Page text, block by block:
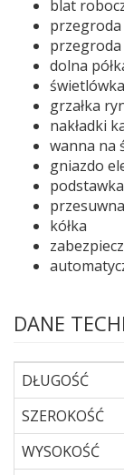
blat
przegroda
dolna
grzałka
nakładki
wanna na
gniazdo
kółka
DANE
DŁUGOŚĆ
SZEROKOŚĆ
WYSOKOŚĆ